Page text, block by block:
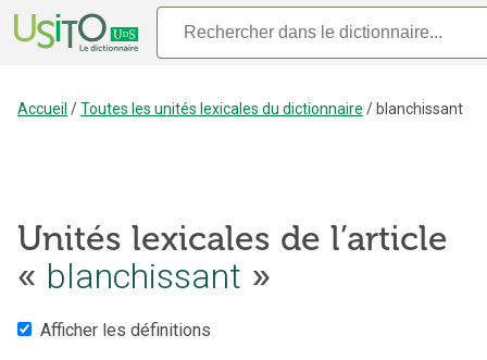
Accueil /Toutes les unités lexicales du dictionnaire / blanchissant
Unités lexicales de l’article
« blanchissant »
Afficher les définitions